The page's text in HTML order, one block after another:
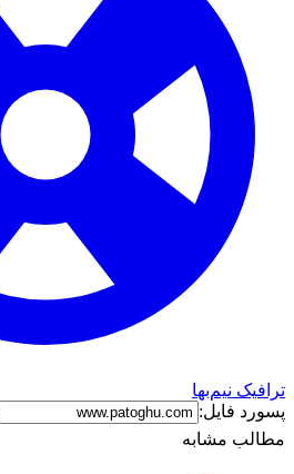
ترافیک نیم‌بها
پسورد فایل:
مطالب مشابه